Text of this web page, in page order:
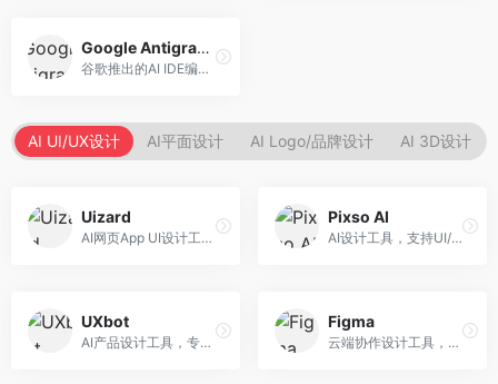
Google Antigravity
谷歌推出的AI IDE编程智能体，整合Google Cloud服务。面向谷歌生态开发者，提供智能编程辅助、云服务集成等功能。
AI UI/UX设计 AI平面设计 AI Logo/品牌设计 AI 3D设计
Uizard
AI网页App UI设计工具，专注于快速界面生成。面向产品经理和设计师，提供线框图转UI、界面生成、设计优化等服务，设计速度快。
Pixso AI
AI设计工具，支持UI/UX设计全流程。面向设计师和产品团队，提供界面生成、设计优化、协作评审等服务，国产替代方案，团队协作便捷。
UXbot
AI产品设计工具，专注于用户体验优化。面向UX设计师，提供用户研究、设计建议、可用性测试等服务，UX设计支持完善。
Figma
云端协作设计工具，整合AI设计辅助功能。面向UI/UX设计师和产品团队，提供界面设计、原型制作、团队协作等服务，协作功能强大，是UI设计领域的标杆产品。